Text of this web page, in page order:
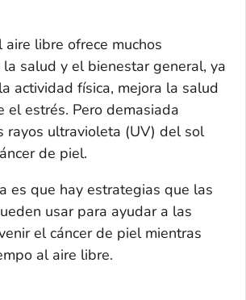
aire libre ofrece muchos
la salud y el bienestar general, ya
actividad física, mejora la salud
el estrés. Pero demasiada
rayos ultravioleta (UV) del sol
de piel.
es que hay estrategias que las
usar para ayudar a las
el cáncer de piel mientras
al aire libre.